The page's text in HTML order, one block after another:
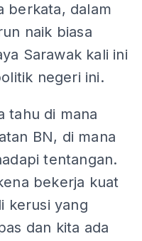
berkata, dalam
naik biasa
Sarawak kali ini
negeri ini.
tahu di mana
BN, di mana
tentangan.
bekerja kuat
kerusi yang
dan kita ada